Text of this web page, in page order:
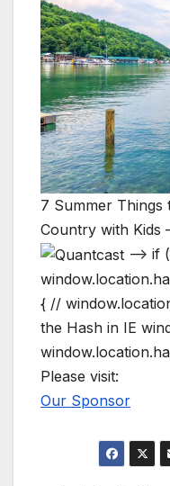
7 Summer Things
Country with Kids
--> if
{ //
the Hash in IE
Please visit:
Our Sponsor